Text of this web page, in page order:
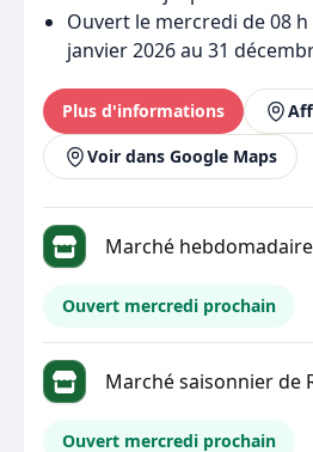
Ouvert le mercredi de 08 h
janvier 2026 au 31
Plus d'informations
Voir dans Google Maps
Marché
Ouvert mercredi prochain
Marché saisonnier de
Ouvert mercredi prochain